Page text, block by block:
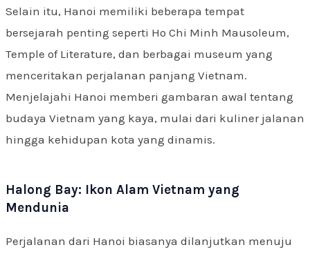
Selain itu, Hanoi memiliki beberapa tempat
bersejarah penting seperti Ho Chi Minh Mausoleum,
Temple of Literature, dan berbagai museum yang
menceritakan perjalanan panjang Vietnam.
Menjelajahi Hanoi memberi gambaran awal tentang
budaya Vietnam yang kaya, mulai dari kuliner jalanan
hingga kehidupan kota yang dinamis.
Halong Bay: Ikon Alam Vietnam yang
Mendunia
Perjalanan dari Hanoi biasanya dilanjutkan menuju